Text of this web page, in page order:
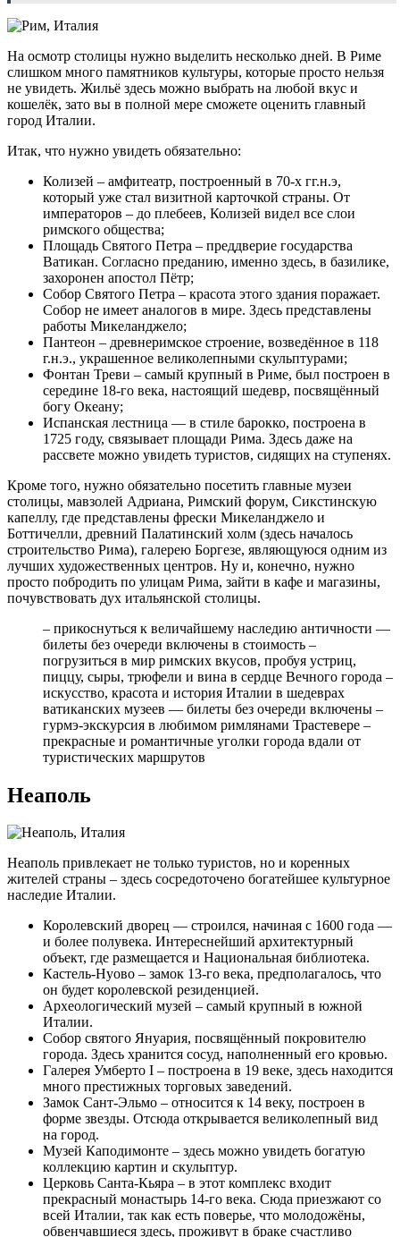
На осмотр столицы нужно выделить несколько дней. В Риме
слишком много памятников культуры, которые просто нельзя
не увидеть. Жильё здесь можно выбрать на любой вкус и
кошелёк, зато вы в полной мере сможете оценить главный
город Италии.
Итак, что нужно увидеть обязательно:
Колизей – амфитеатр, построенный в 70-х гг.н.э,
который уже стал визитной карточкой страны. От
императоров – до плебеев, Колизей видел все слои
римского общества;
Площадь Святого Петра – преддверие государства
Ватикан. Согласно преданию, именно здесь, в базилике,
захоронен апостол Пётр;
Собор Святого Петра – красота этого здания поражает.
Собор не имеет аналогов в мире. Здесь представлены
работы Микеланджело;
Пантеон – древнеримское строение, возведённое в 118
г.н.э., украшенное великолепными скульптурами;
Фонтан Треви – самый крупный в Риме, был построен в
середине 18-го века, настоящий шедевр, посвящённый
богу Океану;
Испанская лестница — в стиле барокко, построена в
1725 году, связывает площади Рима. Здесь даже на
рассвете можно увидеть туристов, сидящих на ступенях.
Кроме того, нужно обязательно посетить главные музеи
столицы, мавзолей Адриана, Римский форум, Сикстинскую
капеллу, где представлены фрески Микеланджело и
Боттичелли, древний Палатинский холм (здесь началось
строительство Рима), галерею Боргезе, являющуюся одним из
лучших художественных центров. Ну и, конечно, нужно
просто побродить по улицам Рима, зайти в кафе и магазины,
почувствовать дух итальянской столицы.
– прикоснуться к величайшему наследию античности —
билеты без очереди включены в стоимость –
погрузиться в мир римских вкусов, пробуя устриц,
пиццу, сыры, трюфели и вина в сердце Вечного города –
искусство, красота и история Италии в шедеврах
ватиканских музеев — билеты без очереди включены –
гурмэ-экскурсия в любимом римлянами Трастевере –
прекрасные и романтичные уголки города вдали от
туристических маршрутов
Неаполь
Неаполь привлекает не только туристов, но и коренных
жителей страны – здесь сосредоточено богатейшее культурное
наследие Италии.
Королевский дворец — строился, начиная с 1600 года —
и более полувека. Интереснейший архитектурный
объект, где размещается и Национальная библиотека.
Кастель-Нуово – замок 13-го века, предполагалось, что
он будет королевской резиденцией.
Археологический музей – самый крупный в южной
Италии.
Собор святого Януария, посвящённый покровителю
города. Здесь хранится сосуд, наполненный его кровью.
Галерея Умберто I – построена в 19 веке, здесь находится
много престижных торговых заведений.
Замок Сант-Эльмо – относится к 14 веку, построен в
форме звезды. Отсюда открывается великолепный вид
на город.
Музей Каподимонте – здесь можно увидеть богатую
коллекцию картин и скульптур.
Церковь Санта-Кьяра – в этот комплекс входит
прекрасный монастырь 14-го века. Сюда приезжают со
всей Италии, так как есть поверье, что молодожёны,
обвенчавшиеся здесь, проживут в браке счастливо